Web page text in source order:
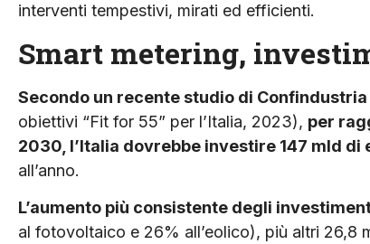
interventi tempestivi, mirati ed efficienti.
Smart metering,
Secondo un recente studio di Confindustria
obiettivi “Fit for 55” per l’Italia, 2023), per
2030, l’Italia dovrebbe investire 147 mld
all’anno.
L’aumento più consistente degli
al fotovoltaico e 26% all’eolico), più altri 26,8